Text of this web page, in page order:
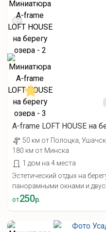
A-frame LOFT HOUSE на
50 км от Полоцка,
180 км от Минска
1 дом на 4 места
Эстетический отдых на
панорамными окнами и
от250р.